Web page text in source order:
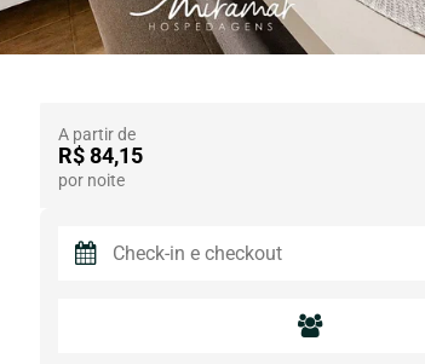
A partir de
R$ 84,15
por noite